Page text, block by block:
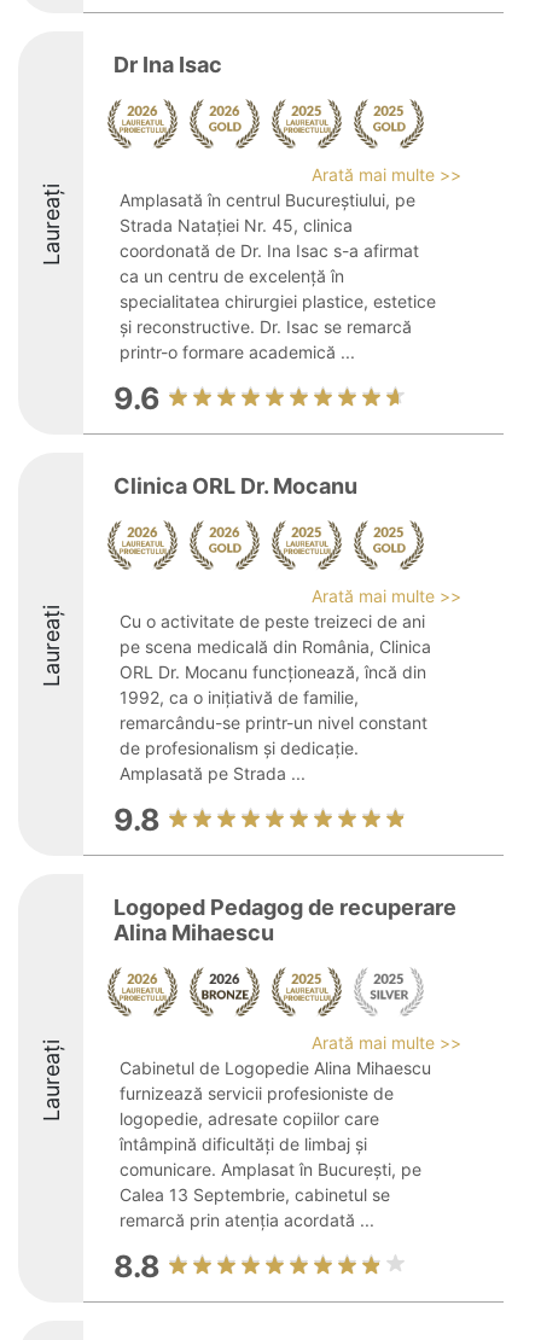
Laureați
Dr Ina Isac
Arată mai multe >>
Amplasată în centrul Bucureștiului, pe
Strada Natației Nr. 45, clinica
coordonată de Dr. Ina Isac s-a afirmat
ca un centru de excelență în
specialitatea chirurgiei plastice, estetice
și reconstructive. Dr. Isac se remarcă
printr-o formare academică ...
9.6
Laureați
Clinica ORL Dr. Mocanu
Arată mai multe >>
Cu o activitate de peste treizeci de ani
pe scena medicală din România, Clinica
ORL Dr. Mocanu funcționează, încă din
1992, ca o inițiativă de familie,
remarcându-se printr-un nivel constant
de profesionalism și dedicație.
Amplasată pe Strada ...
9.8
Laureați
Logoped Pedagog de recuperare
Alina Mihaescu
Arată mai multe >>
Cabinetul de Logopedie Alina Mihaescu
furnizează servicii profesioniste de
logopedie, adresate copiilor care
întâmpină dificultăți de limbaj și
comunicare. Amplasat în București, pe
Calea 13 Septembrie, cabinetul se
remarcă prin atenția acordată ...
8.8